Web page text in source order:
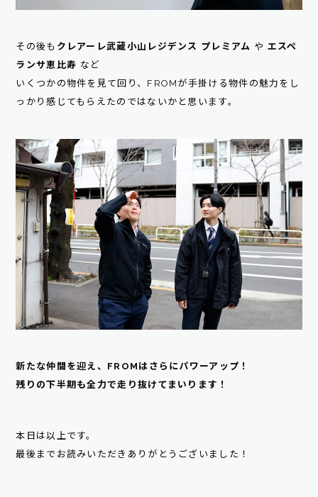
その後も クレアーレ武蔵小山レジデンス プレミアム や エスペ
ランサ恵比寿 など
いくつかの物件を見て回り、FROMが手掛ける物件の魅力をし
っかり感じてもらえたのではないかと思います。
新たな仲間を迎え、FROMはさらにパワーアップ！
残りの下半期も全力で走り抜けてまいります！
本日は以上です。
最後までお読みいただきありがとうございました！